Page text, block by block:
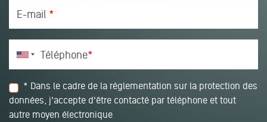
E-mail *
Téléphone*
* Dans le cadre de la réglementation sur la protection des
données, j'accepte d'être contacté par téléphone et tout
autre moyen électronique